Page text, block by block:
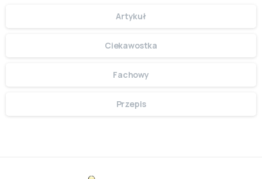
Artykuł
Ciekawostka
Fachowy
Przepis